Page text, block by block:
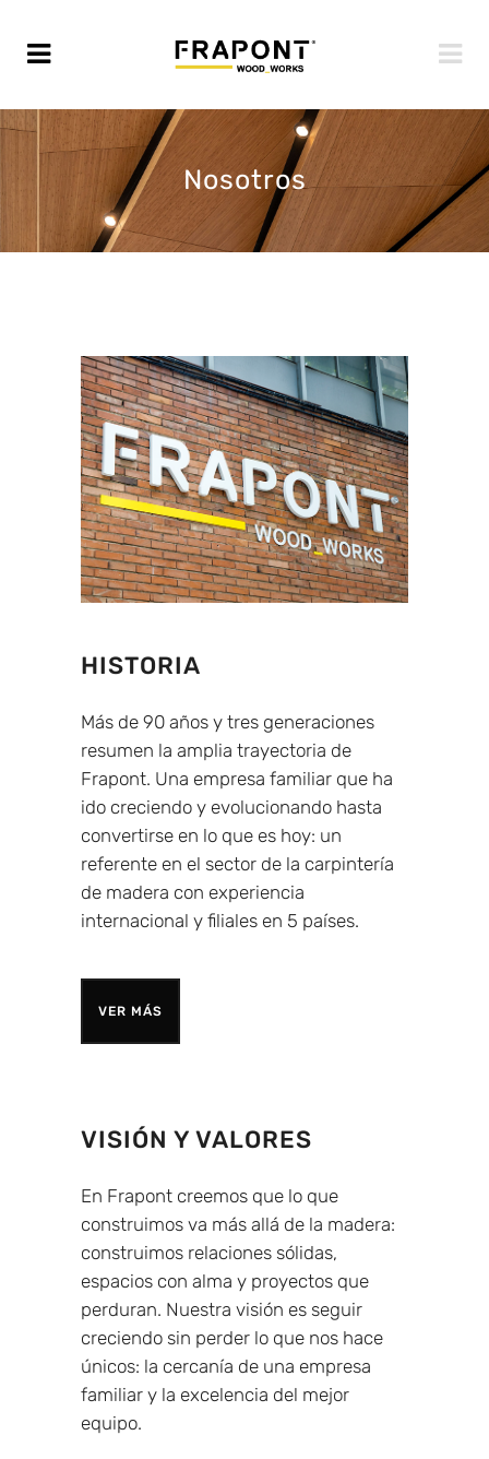
Nosotros
HISTORIA
Más de 90 años y tres generaciones
resumen la amplia trayectoria de
Frapont. Una empresa familiar que ha
ido creciendo y evolucionando hasta
convertirse en lo que es hoy: un
referente en el sector de la carpintería
de madera con experiencia
internacional y filiales en 5 países.
VER MÁS
VISIÓN Y VALORES
En Frapont creemos que lo que
construimos va más allá de la madera:
construimos relaciones sólidas,
espacios con alma y proyectos que
perduran. Nuestra visión es seguir
creciendo sin perder lo que nos hace
únicos: la cercanía de una empresa
familiar y la excelencia del mejor
equipo.